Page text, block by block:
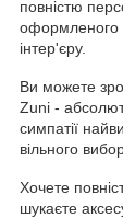
Хочете
шукаєте
Ви можете
Zuni -
симпатії
вільного
повністю
оформленого
інтер'єру.